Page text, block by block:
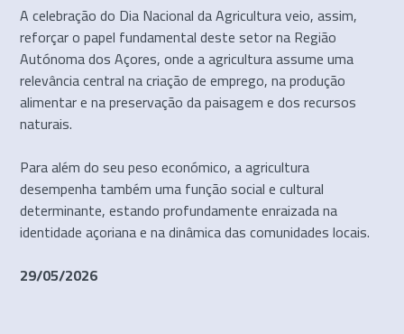
A celebração do Dia Nacional da Agricultura veio, assim,
reforçar o papel fundamental deste setor na Região
Autónoma dos Açores, onde a agricultura assume uma
relevância central na criação de emprego, na produção
alimentar e na preservação da paisagem e dos recursos
naturais.
Para além do seu peso económico, a agricultura
desempenha também uma função social e cultural
determinante, estando profundamente enraizada na
identidade açoriana e na dinâmica das comunidades locais.
29/05/2026